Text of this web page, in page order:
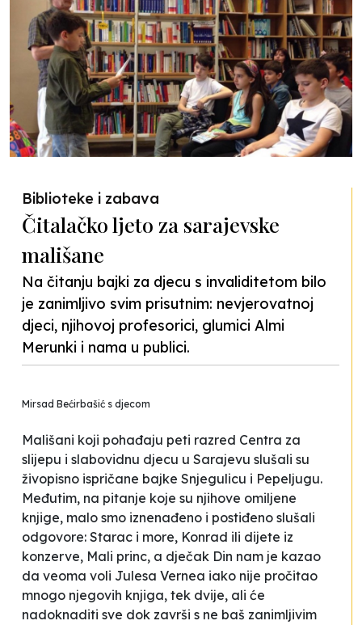
Biblioteke i zabava
Čitalačko ljeto za sarajevske
mališane
Na čitanju bajki za djecu s invaliditetom bilo
je zanimljivo svim prisutnim: nevjerovatnoj
djeci, njihovoj profesorici, glumici Almi
Merunki i nama u publici.
Mirsad Bećirbašić s djecom
Mališani koji pohađaju peti razred Centra za
slijepu i slabovidnu djecu u Sarajevu slušali su
živopisno ispričane bajke Snjegulicu i Pepeljugu.
Međutim, na pitanje koje su njihove omiljene
knjige, malo smo iznenađeno i postiđeno slušali
odgovore: Starac i more, Konrad ili dijete iz
konzerve, Mali princ, a dječak Din nam je kazao
da veoma voli Julesa Vernea iako nije pročitao
mnogo njegovih knjiga, tek dvije, ali će
nadoknaditi sve dok završi s ne baš zanimljivim